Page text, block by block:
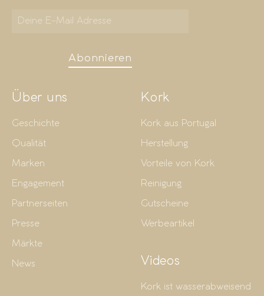
Abonnieren
Über uns
Geschichte
Qualität
Marken
Engagement
Partnerseiten
Presse
Märkte
News
Kork
Kork aus Portugal
Herstellung
Vorteile von Kork
Reinigung
Gutscheine
Werbeartikel
Videos
Kork ist wasserabweisend